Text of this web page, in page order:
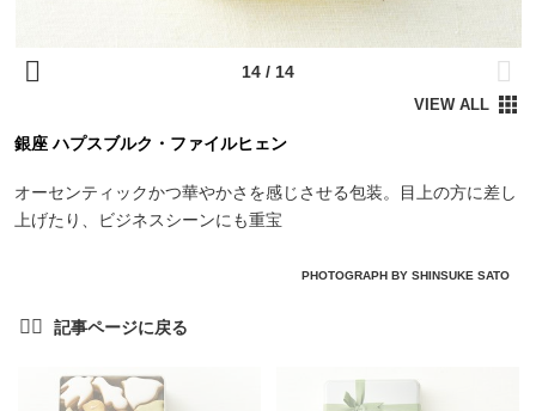
銀座 ハプスブルク・ファイルヒェン
オーセンティックかつ華やかさを感じさせる包装。目上の方に差し
上げたり、ビジネスシーンにも重宝
PHOTOGRAPH BY SHINSUKE SATO